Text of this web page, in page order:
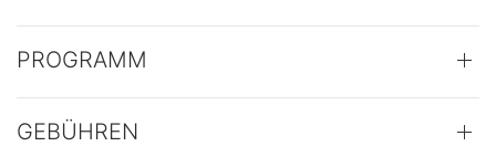
PROGRAMM
GEBÜHREN